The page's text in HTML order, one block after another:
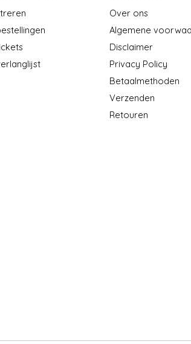
Over ons
Algemene
Disclaimer
Privacy Policy
Betaalmethoden
Verzenden
Retouren